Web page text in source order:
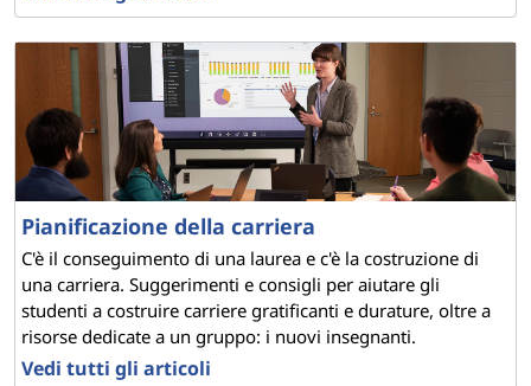
n
Pianificazione della carriera
C'è il conseguimento di una laurea e c'è la costruzione di
una carriera. Suggerimenti e consigli per aiutare gli
studenti a costruire carriere gratificanti e durature, oltre a
risorse dedicate a un gruppo: i nuovi insegnanti.
Vedi tutti gli articoli